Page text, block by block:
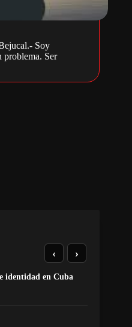
Soy
Ser
identidad en Cuba
‹ ›